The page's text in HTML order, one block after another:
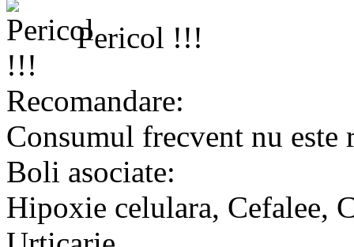
Pericol !!!
Recomandare:
Consumul frecvent nu este
Boli asociate:
Hipoxie celulara, Cefalee,